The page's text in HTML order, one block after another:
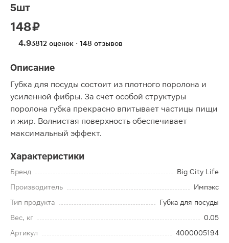
5шт
148 ₽
4.93812 оценок · 148 отзывов
Описание
Губка для посуды состоит из плотного поролона и
усиленной фибры. За счёт особой структуры
поролона губка прекрасно впитывает частицы пищи
и жир. Волнистая поверхность обеспечивает
максимальный эффект.
Характеристики
Бренд
Big City Life
Производитель
Импэкс
Тип продукта
Губка для посуды
Вес, кг
0.05
Артикул
4000005194